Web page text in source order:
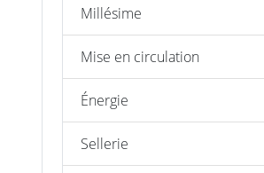
Millésime
Mise en circulation
Énergie
Sellerie